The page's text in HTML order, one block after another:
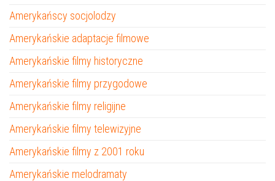
Amerykańscy socjolodzy
Amerykańskie adaptacje filmowe
Amerykańskie filmy historyczne
Amerykańskie filmy przygodowe
Amerykańskie filmy religijne
Amerykańskie filmy telewizyjne
Amerykańskie filmy z 2001 roku
Amerykańskie melodramaty